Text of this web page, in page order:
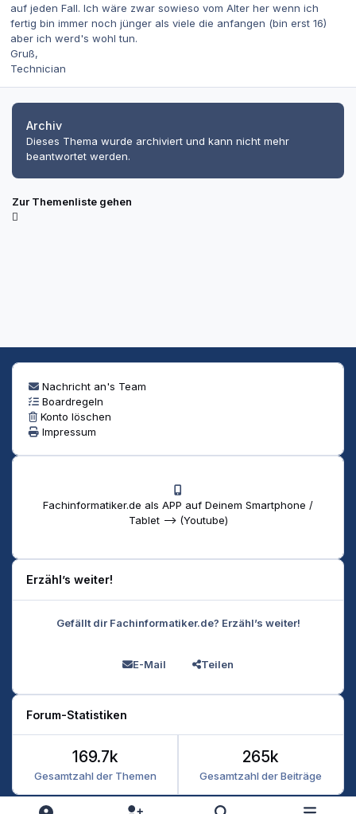
auf jeden Fall. Ich wäre zwar sowieso vom Alter her wenn ich
fertig bin immer noch jünger als viele die anfangen (bin erst 16)
aber ich werd's wohl tun.
Gruß,
Technician
Archiv
Dieses Thema wurde archiviert und kann nicht mehr
beantwortet werden.
Zur Themenliste gehen
Nachricht an's Team
Boardregeln
Konto löschen
Impressum
Fachinformatiker.de als APP auf Deinem Smartphone /
Tablet --> (Youtube)
Erzähl’s weiter!
Gefällt dir Fachinformatiker.de? Erzähl’s weiter!
E-Mail Teilen
Forum-Statistiken
Gesamtzahl der Themen
169.7k
Gesamtzahl der Beiträge
265k